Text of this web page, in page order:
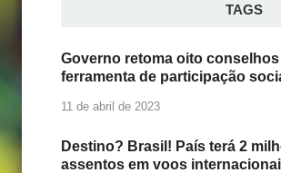
TAGS
Governo retoma oito
ferramenta de participação
11 de abril de 2023
Destino? Brasil! País terá 2
assentos em voos